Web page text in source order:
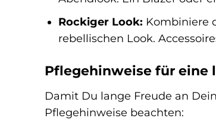
Rockiger Look: Kombiniere
rebellischen Look.
Pflegehinweise für eine
Damit Du lange Freude an
Pflegehinweise beachten: